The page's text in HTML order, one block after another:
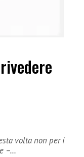
volta non per i
–…